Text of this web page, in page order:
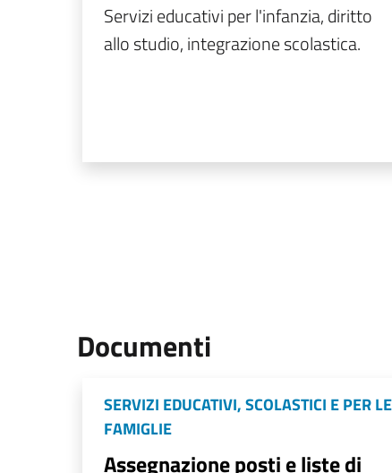
Servizi educativi per l'infanzia, diritto
allo studio, integrazione scolastica.
Documenti
SERVIZI EDUCATIVI, SCOLASTICI E PER LE
FAMIGLIE
Assegnazione posti e liste di